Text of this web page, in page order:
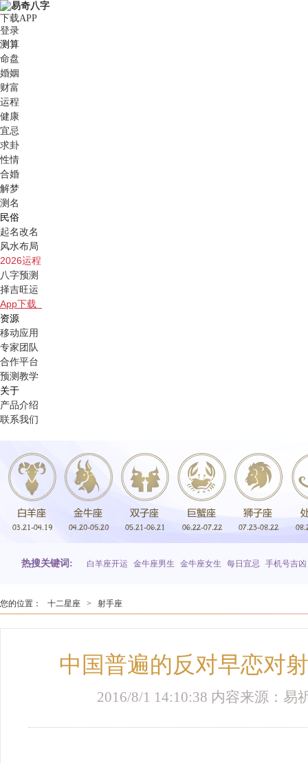
下载APP
登录
测算
命盘
婚姻
财富
运程
健康
宜忌
求卦
性情
合婚
解梦
测名
民俗
起名改名
风水布局
2026运程
八字预测
择吉旺运
App下载
资源
移动应用
专家团队
合作平台
预测教学
关于
产品介绍
联系我们
热搜关键词: 白羊座开运 金牛座男生 金牛座女生 每日宜忌 手机号吉凶
您的位置： 十二星座 > 射手座
中国普遍的反对早恋对
2016/8/1 14:10:38 内容来源：易